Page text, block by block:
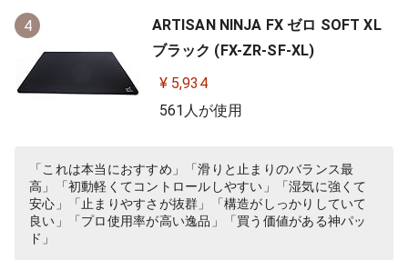
4
ARTISAN NINJA FX ゼロ SOFT XL
ブラック (FX-ZR-SF-XL)
¥ 5,934
561人が使用
「これは本当におすすめ」「滑りと止まりのバランス最
高」「初動軽くてコントロールしやすい」「湿気に強くて
安心」「止まりやすさが抜群」「構造がしっかりしていて
良い」「プロ使用率が高い逸品」「買う価値がある神パッ
ド」